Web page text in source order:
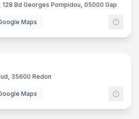
Bd Georges Pompidou, 05000 Gap
Maps
8
35600 Redon
Maps